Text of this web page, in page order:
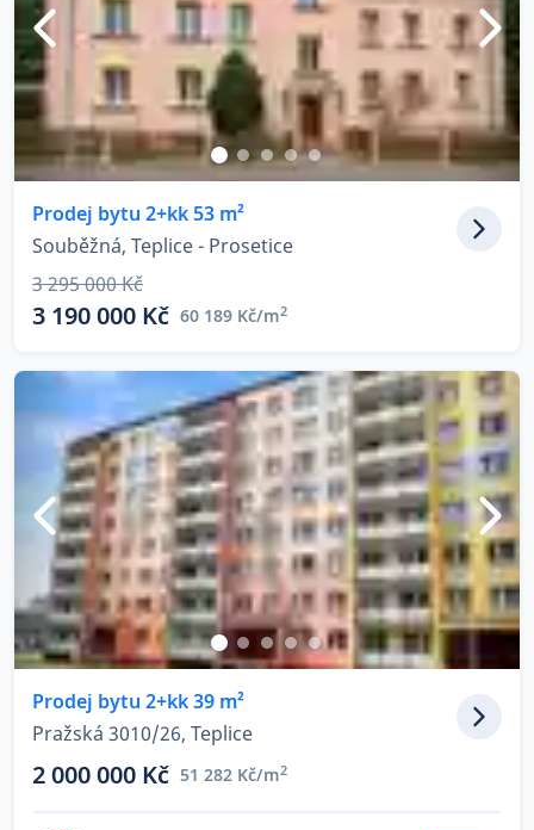
Prodej bytu 2+kk 53 m²
Souběžná, Teplice - Prosetice
3 295 000 Kč
3 190 000 Kč 60 189 Kč/m2
Prodej bytu 2+kk 39 m²
Pražská 3010/26, Teplice
2 000 000 Kč 51 282 Kč/m2